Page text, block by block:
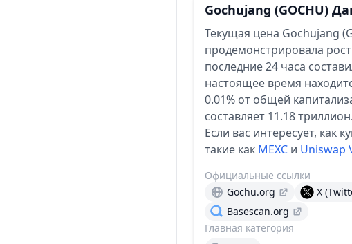
Gochujang (GOCHU)
Текущая цена Gochujang
продемонстрировала рост
последние 24 часа
настоящее время
0.01% от общей
составляет 11.18 триллион.
Если вас интересует, как
такие как MEXC и Uniswap
Главная категория
Официальные ссылки
Gochu.org
X
Basescan.org